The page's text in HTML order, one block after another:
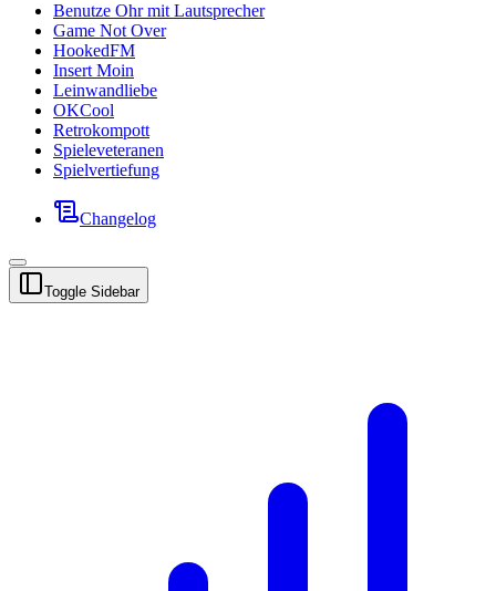
Benutze Ohr mit Lautsprecher
Game Not Over
HookedFM
Insert Moin
Leinwandliebe
OKCool
Retrokompott
Spieleveteranen
Spielvertiefung
Changelog
Toggle Sidebar